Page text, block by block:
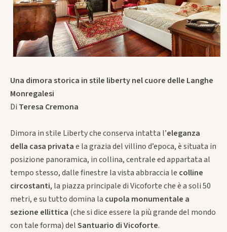
Una dimora storica in stile liberty nel cuore delle Langhe
Monregalesi
Di Teresa Cremona
Dimora in stile Liberty che conserva intatta l’eleganza
della casa privatae la grazia del villino d’epoca, è situata in
posizione panoramica, in collina, centrale ed appartata al
tempo stesso, dalle finestre la vista abbraccia le colline
circostanti, la piazza principale di Vicoforte che è a soli 50
metri, e su tutto domina la cupola monumentale a
sezione ellittica (che si dice essere la più grande del mondo
con tale forma) delSantuario di Vicoforte.